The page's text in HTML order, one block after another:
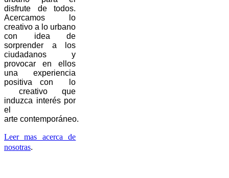
disfrute de todos.
Acercamos lo
creativo a lo urbano
con idea de
sorprender a los
ciudadanos y
provocar en ellos
una experiencia
positiva con lo
creativo que
induzca interés por
el
arte contemporáneo.
Leer mas acerca de
nosotras.